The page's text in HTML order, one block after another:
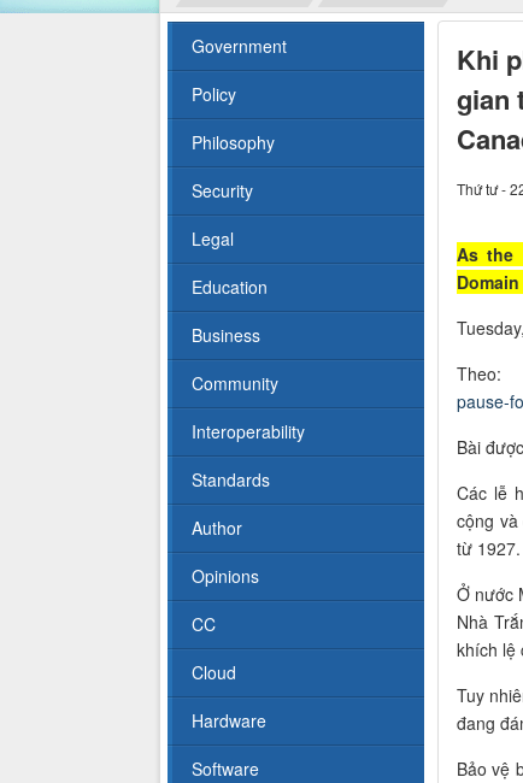
Khi
gian
Thứ tư -
As the
Theo:
pause-
Bài
Các lễ
cộng
từ 1927.
Ở nước
Nhà
khích lệ
Tuy
đang
Bảo vệ
Government
Policy
Philosophy
Security
Legal
Education
Business
Community
Interoperability
Standards
Author
Opinions
CC
Cloud
Hardware
Software